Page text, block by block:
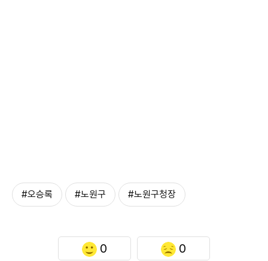
#오승록 #노원구 #노원구청장
0 0